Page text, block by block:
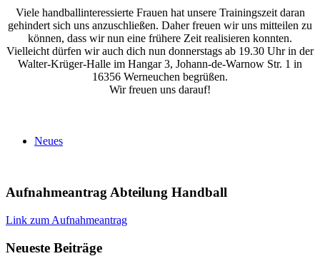
Viele handballinteressierte Frauen hat unsere Trainingszeit daran
gehindert sich uns anzuschließen. Daher freuen wir uns mitteilen zu
können, dass wir nun eine frühere Zeit realisieren konnten.
Vielleicht dürfen wir auch dich nun donnerstags ab 19.30 Uhr in der
Walter-Krüger-Halle im Hangar 3, Johann-de-Warnow Str. 1 in
16356 Werneuchen begrüßen.
Wir freuen uns darauf!
Neues
Aufnahmeantrag Abteilung Handball
Link zum Aufnahmeantrag
Neueste Beiträge